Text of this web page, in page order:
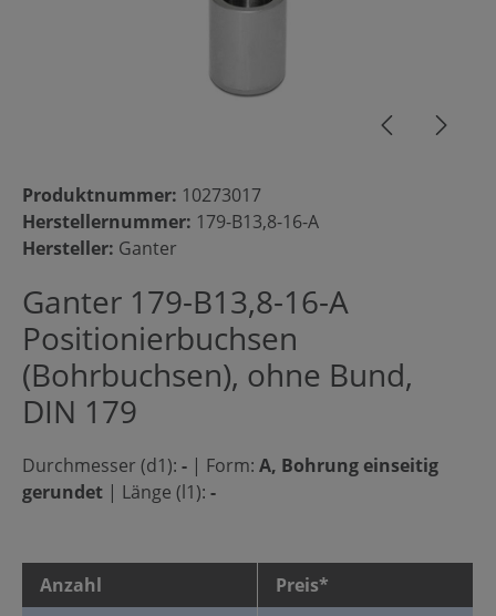
Produktnummer: 10273017
Herstellernummer: 179-B13,8-16-A
Hersteller: Ganter
Ganter 179-B13,8-16-A
Positionierbuchsen
(Bohrbuchsen), ohne Bund,
DIN 179
Durchmesser (d1): - | Form: A, Bohrung einseitig
gerundet | Länge (l1): -
Anzahl
Preis*